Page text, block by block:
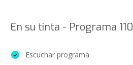
En su tinta - Programa 110
Escuchar programa